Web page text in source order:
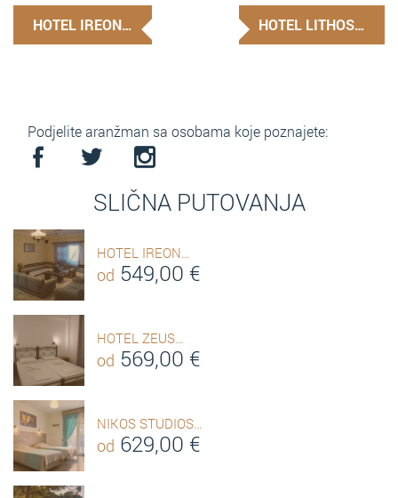
HOTEL IREON… HOTEL LITHOS…
Podjelite aranžman sa osobama koje poznajete:
SLIČNA PUTOVANJA
HOTEL IREON…
od 549,00 €
HOTEL ZEUS…
od 569,00 €
NIKOS STUDIOS…
od 629,00 €